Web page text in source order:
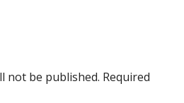
not be published. Required